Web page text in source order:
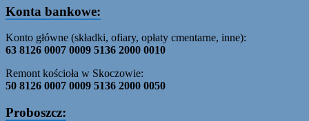
Konta bankowe:
Konto główne (składki, ofiary, opłaty cmentarne, inne):
63 8126 0007 0009 5136 2000 0010
Remont kościoła w Skoczowie:
50 8126 0007 0009 5136 2000 0050
Proboszcz: